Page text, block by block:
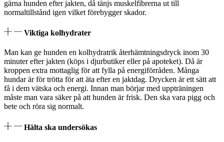
gärna hunden efter jakten, då tänjs muskelfibrerna ut till
normaltillstånd igen vilket förebygger skador.
Viktiga kolhydrater
Man kan ge hunden en kolhydratrik återhämtningsdryck inom 30
minuter efter jakten (köps i djurbutiker eller på apoteket). Då är
kroppen extra mottaglig för att fylla på energiförråden. Många
hundar är för trötta för att äta efter en jaktdag. Drycken är ett sätt att
få i dem vätska och energi. Innan man börjar med uppträningen
måste man vara säker på att hunden är frisk. Den ska vara pigg och
bete och röra sig normalt.
Hälta ska undersökas